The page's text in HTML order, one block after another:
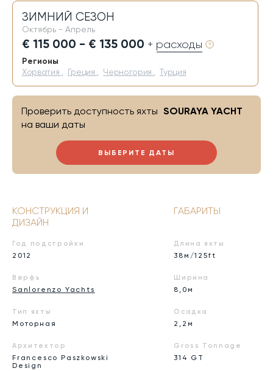
ЗИМНИЙ СЕЗОН
Октябрь - Апрель
€ 115 000 - € 135 000 + расходы
Регионы
Хорватия Греция Черногория ,Турция
ВЫБЕРИТЕ ДАТЫ
Проверить доступность яхты SOURAYA YACHT
на ваши даты
КОНСТРУКЦИЯ И
ДИЗАЙН
Год подстройки
2012
Верфь
Sanlorenzo Yachts
Тип яхты
Моторная
Архитектор
Francesco Paszkowski
Design
ГАБАРИТЫ
Длина яхты
38м/125ft
Ширина
8,0м
Осадка
2,2м
Gross Tonnage
314 GT